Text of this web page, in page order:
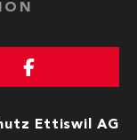
Ettiswil AG